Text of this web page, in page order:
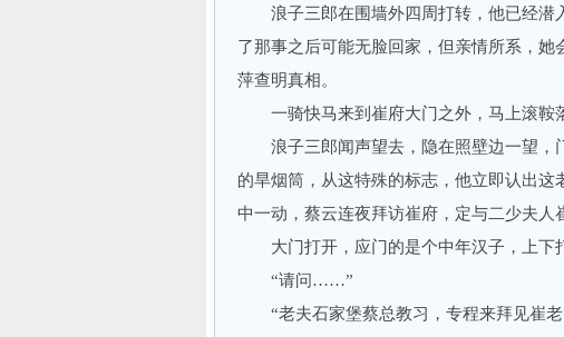
浪子三郎在围墙外四周打转，他已经潜
了那事之后可能无脸回家，但亲情所系，
萍查明真相。
一骑快马来到崔府大门之外，马上滚鞍
浪子三郎闻声望去，隐在照壁边一望，
的旱烟筒，从这特殊的标志，他立即认出
中一动，蔡云连夜拜访崔府，定与二少夫人
大门打开，应门的是个中年汉子，上下
“请问……”
“老夫石家堡蔡总教习，专程来拜见崔老